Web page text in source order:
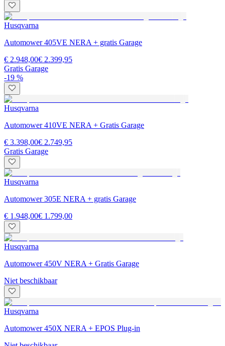
Husqvarna
Automower 405VE NERA + gratis Garage
€ 2.948,00€ 2.399,95
Gratis Garage
-19 %
Husqvarna
Automower 410VE NERA + Gratis Garage
€ 3.398,00€ 2.749,95
Gratis Garage
Husqvarna
Automower 305E NERA + gratis Garage
€ 1.948,00€ 1.799,00
Husqvarna
Automower 450V NERA + Gratis Garage
Niet beschikbaar
Husqvarna
Automower 450X NERA + EPOS Plug-in